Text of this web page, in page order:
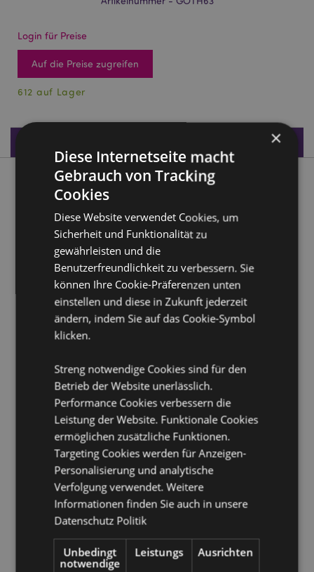
Login für Preise
Auf die Preise zugreifen
612 auf Lager
Produktbeschreibung
Dekoratives Baummensch-Schnapsglas
Material:Harz und Edelstahl
Nur zur Dekoration: Ja
Pflegehinweis:Nur mit einem feuchten Tuch
abwischen
Saisonaler Feiertag/ festlicher Anlass:Halloween
Möchten Sie mehr über den Einkauf bei Puckator
erfahren?Dann lesen Sie unserenLeitfaden für
Kundeninformationen.
Produktattribute
Information
Höhe 6cm Breite 5.5cm Tiefe 5.5cm
5055071508950
96
0.101000
Ja
Keine
×
Diese Internetseite macht
Gebrauch von Tracking
Cookies
Diese Website verwendet Cookies, um
Sicherheit und Funktionalität zu
gewährleisten und die
Benutzerfreundlichkeit zu verbessern. Sie
können Ihre Cookie-Präferenzen unten
einstellen und diese in Zukunft jederzeit
ändern, indem Sie auf das Cookie-Symbol
klicken.
Streng notwendige Cookies sind für den
Betrieb der Website unerlässlich.
Performance Cookies verbessern die
Leistung der Website. Funktionale Cookies
ermöglichen zusätzliche Funktionen.
Targeting Cookies werden für Anzeigen-
Personalisierung und analytische
Verfolgung verwendet. Weitere
Informationen finden Sie auch in unsere
Datenschutz Politik
Unbedingt
notwendige
Leistungs Ausrichten